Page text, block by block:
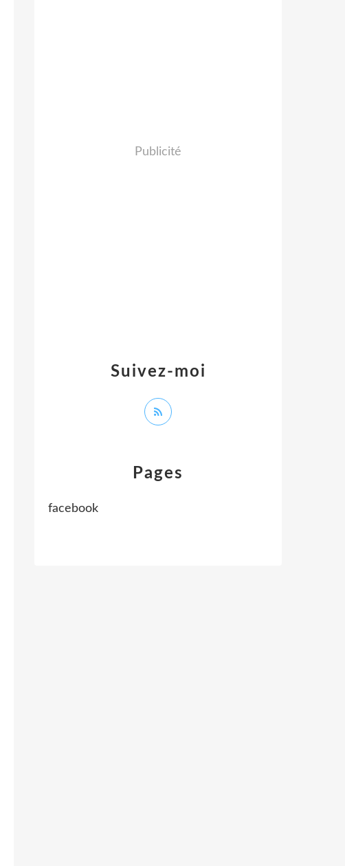
Pages
facebook
Suivez-moi
Publicité